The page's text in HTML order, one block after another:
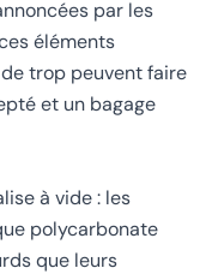
par les
éléments
trop peuvent faire
et un bagage
à vide : les
polycarbonate
que leurs